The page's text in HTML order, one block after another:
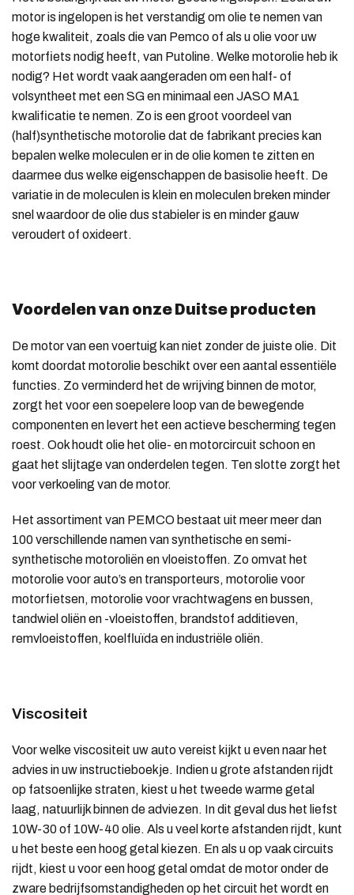
motor is ingelopen is het verstandig om olie te nemen van
hoge kwaliteit, zoals die van Pemco of als u olie voor uw
motorfiets nodig heeft, van Putoline. Welke motorolie heb ik
nodig? Het wordt vaak aangeraden om een half- of
volsyntheet met een SG en minimaal een JASO MA1
kwalificatie te nemen. Zo is een groot voordeel van
(half)synthetische motorolie dat de fabrikant precies kan
bepalen welke moleculen er in de olie komen te zitten en
daarmee dus welke eigenschappen de basisolie heeft. De
variatie in de moleculen is klein en moleculen breken minder
snel waardoor de olie dus stabieler is en minder gauw
veroudert of oxideert.
Voordelen van onze Duitse producten
De motor van een voertuig kan niet zonder de juiste olie. Dit
komt doordat motorolie beschikt over een aantal essentiële
functies. Zo verminderd het de wrijving binnen de motor,
zorgt het voor een soepelere loop van de bewegende
componenten en levert het een actieve bescherming tegen
roest. Ook houdt olie het olie- en motorcircuit schoon en
gaat het slijtage van onderdelen tegen. Ten slotte zorgt het
voor verkoeling van de motor.
Het assortiment van PEMCO bestaat uit meer meer dan
100 verschillende namen van synthetische en semi-
synthetische motoroliën en vloeistoffen. Zo omvat het
motorolie voor auto’s en transporteurs, motorolie voor
motorfietsen, motorolie voor vrachtwagens en bussen,
tandwiel oliën en -vloeistoffen, brandstof additieven,
remvloeistoffen, koelfluïda en industriële oliën.
Viscositeit
Voor welke viscositeit uw auto vereist kijkt u even naar het
advies in uw instructieboekje. Indien u grote afstanden rijdt
op fatsoenlijke straten, kiest u het tweede warme getal
laag, natuurlijk binnen de adviezen. In dit geval dus het liefst
10W-30 of 10W-40 olie. Als u veel korte afstanden rijdt, kunt
u het beste een hoog getal kiezen. En als u op vaak circuits
rijdt, kiest u voor een hoog getal omdat de motor onder de
zware bedrijfsomstandigheden op het circuit het wordt en